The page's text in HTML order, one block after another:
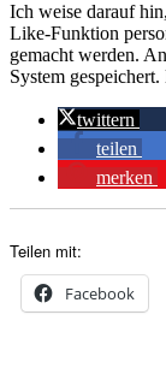
Ich weise darauf
Like-Funktion
gemacht werden.
System
twittern
teilen
merken
Teilen mit:
Facebook